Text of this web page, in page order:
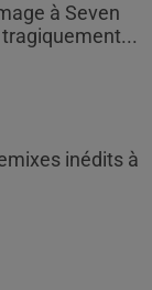
à Seven
tragiquement...
inédits à